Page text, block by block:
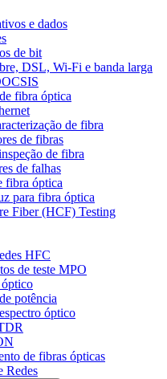
e dados
de bit
DSL, Wi-Fi e banda larga
fibra óptica
de fibra
de fibras
de fibra
de falhas
fibra óptica
para fibra óptica
Fiber (HCF) Testing
HFC
de teste MPO
potência
óptico
de fibras ópticas
Redes